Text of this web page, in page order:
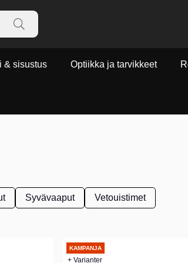
& sisustus Optiikka ja tarvikkeet
Syvävaaput Vetouistimet
KAMPANJA
+ Varianter